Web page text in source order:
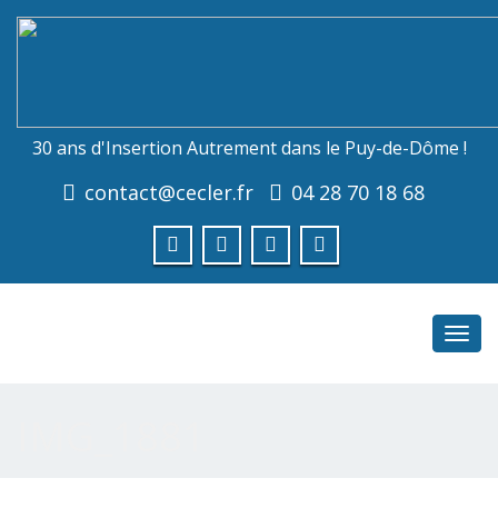
30 ans d'Insertion Autrement dans le Puy-de-Dôme !
contact@cecler.fr 04 28 70 18 68